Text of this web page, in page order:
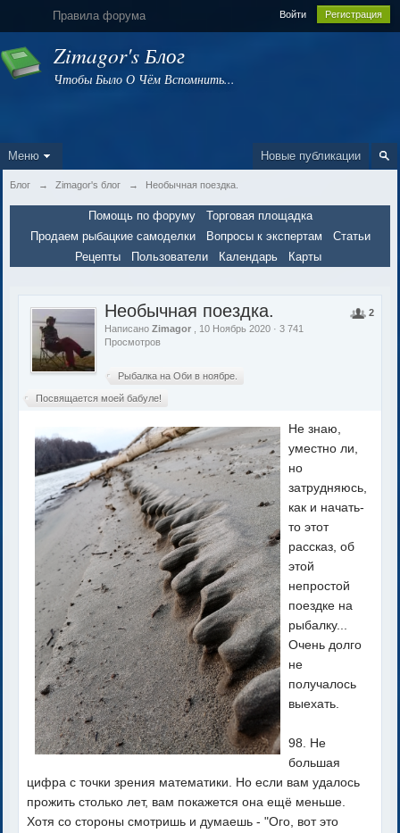
Правила форума Войти Регистрация
Zimagor's Блог
Чтобы Было О Чём Вспомнить...
Новые публикации
Меню
Блог → Zimagor's блог → Необычная поездка.
Помощь по форуму
Торговая площадка
Продаем рыбацкие самоделки
Вопросы к экспертам
Статьи
Рецепты
Пользователи Календарь Карты
2
Необычная поездка.
НаписаноZimagor
, 10 Ноябрь 2020 · 3 741
Просмотров
Рыбалка на Оби в ноябре.
Посвящается моей бабуле!
Не знаю,
уместно ли,
но
затрудняюсь,
как и начать-
то этот
рассказ, об
этой
непростой
поездке на
рыбалку...
Очень долго
не
получалось
выехать.
98. Не
большая
цифра с точки зрения математики. Но если вам удалось
прожить столько лет, вам покажется она ещё меньше.
Хотя со стороны смотришь и думаешь - "Ого, вот это